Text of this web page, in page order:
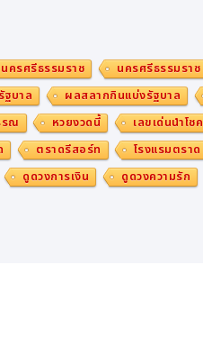
ครศรีธรรมราช
นครศรีธรรมราช
ฐบาล ผลสลากกินแบ่งรัฐบาล
รณ หวยงวดนี้
เลขเด่นนำโชค
ตราดรีสอร์ท
โรงแรมตราด
ดูดวงการเงิน
ดูดวงความรัก